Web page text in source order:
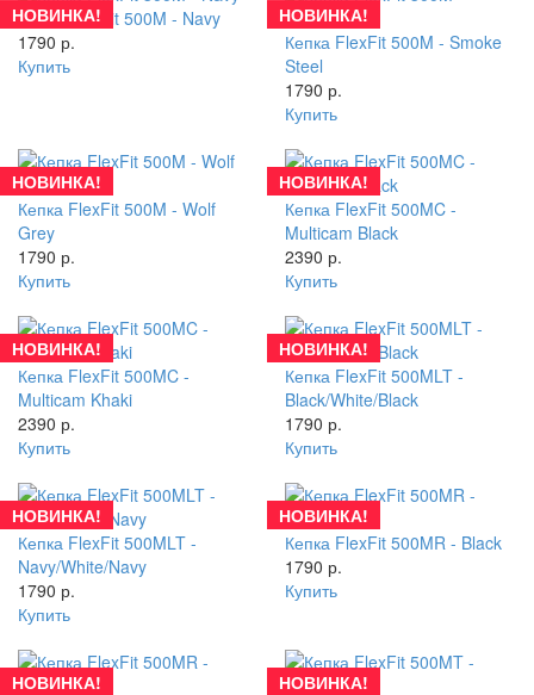
НОВИНКА!
Кепка FlexFit 500M - Navy
1790 р.
Купить
НОВИНКА!
Кепка FlexFit 500M - Smoke
Steel
1790 р.
Купить
НОВИНКА!
Кепка FlexFit 500M - Wolf
Grey
1790 р.
Купить
НОВИНКА!
Кепка FlexFit 500MC -
Multicam Black
2390 р.
Купить
НОВИНКА!
Кепка FlexFit 500MC -
Multicam Khaki
2390 р.
Купить
НОВИНКА!
Кепка FlexFit 500MLT -
Black/White/Black
1790 р.
Купить
НОВИНКА!
Кепка FlexFit 500MLT -
Navy/White/Navy
1790 р.
Купить
НОВИНКА!
Кепка FlexFit 500MR - Black
1790 р.
Купить
НОВИНКА!
НОВИНКА!